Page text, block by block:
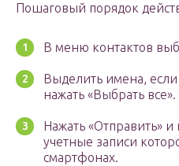
Пошаговый порядок
В меню контактов
Выделить имена,
нажать «Выбрать все».
Нажать «Отправить»
учетные записи
смартфонах.